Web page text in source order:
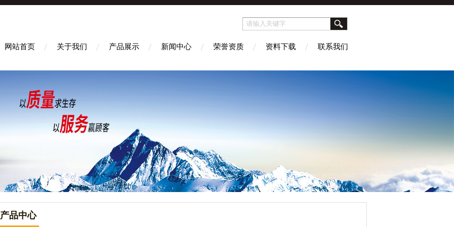
网站首页 关于我们 产品展示 新闻中心 荣誉资质 资料下载 联系我们
产品中心